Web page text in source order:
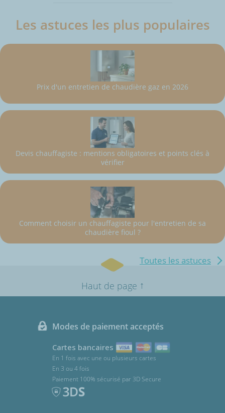
Les astuces les plus populaires
Prix d'un entretien de chaudière gaz en 2026
Devis chauffagiste : mentions obligatoires et points clés à
vérifier
Comment choisir un chauffagiste pour l'entretien de sa
chaudière fioul ?
Toutes les astuces
Haut de page ↑
Modes de paiement acceptés
Cartes bancaires
En 1 fois avec une ou plusieurs cartes
En 3 ou 4 fois
Paiement 100% sécurisé par 3D Secure